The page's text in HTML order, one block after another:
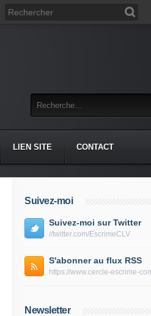
LIEN SITE CONTACT
Suivez-moi
Suivez-moi sur Twitter
//twitter.com/EscrimeCLV
S'abonner au flux RSS
Newsletter